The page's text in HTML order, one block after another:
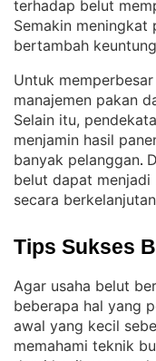
terhadap belut
Semakin meningkat
bertambah
Untuk
manajemen pakan
Selain itu,
menjamin hasil
banyak pelanggan.
belut dapat menjadi
secara berkelanjutan
Tips Sukses
Agar usaha belut
beberapa hal yang
awal yang kecil
memahami teknik